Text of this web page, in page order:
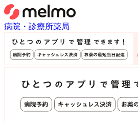
病院・診療所薬局